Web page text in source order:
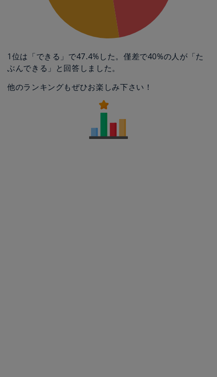
1位は「できる」で47.4%した。僅差で40%の人が「た
ぶんできる」と回答しました。
他のランキングもぜひお楽しみ下さい！